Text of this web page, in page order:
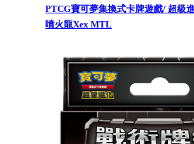
PTCG寶可夢集換式卡牌遊戲/ 超級
噴火龍Xex MTL